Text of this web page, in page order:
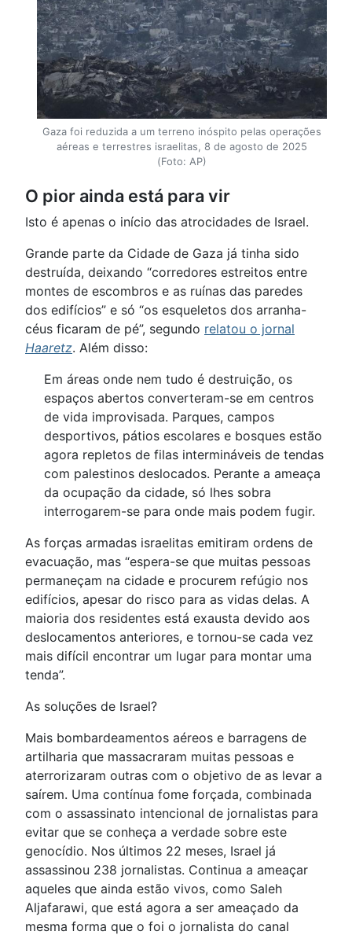
Gaza foi reduzida a um terreno inóspito pelas operações
aéreas e terrestres israelitas, 8 de agosto de 2025
(Foto: AP)
O pior ainda está para vir
Isto é apenas o início das atrocidades de Israel.
Grande parte da Cidade de Gaza já tinha sido
destruída, deixando “corredores estreitos entre
montes de escombros e as ruínas das paredes
dos edifícios” e só “os esqueletos dos arranha-
céus ficaram de pé”, segundo relatou o jornal
Haaretz. Além disso:
Em áreas onde nem tudo é destruição, os
espaços abertos converteram-se em centros
de vida improvisada. Parques, campos
desportivos, pátios escolares e bosques estão
agora repletos de filas intermináveis de tendas
com palestinos deslocados. Perante a ameaça
da ocupação da cidade, só lhes sobra
interrogarem-se para onde mais podem fugir.
As forças armadas israelitas emitiram ordens de
evacuação, mas “espera-se que muitas pessoas
permaneçam na cidade e procurem refúgio nos
edifícios, apesar do risco para as vidas delas. A
maioria dos residentes está exausta devido aos
deslocamentos anteriores, e tornou-se cada vez
mais difícil encontrar um lugar para montar uma
tenda”.
As soluções de Israel?
Mais bombardeamentos aéreos e barragens de
artilharia que massacraram muitas pessoas e
aterrorizaram outras com o objetivo de as levar a
saírem. Uma contínua fome forçada, combinada
com o assassinato intencional de jornalistas para
evitar que se conheça a verdade sobre este
genocídio. Nos últimos 22 meses, Israel já
assassinou 238 jornalistas. Continua a ameaçar
aqueles que ainda estão vivos, como Saleh
Aljafarawi, que está agora a ser ameaçado da
mesma forma que o foi o jornalista do canal